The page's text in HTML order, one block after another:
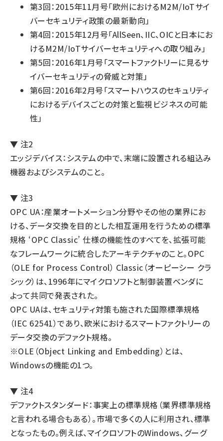
第3回：2015年11月号「欧州におけるM2M/IoTサイ
バーセキュリティ政策の最新動向」
第4回：2015年12月号「AllSeen、IIC、OICと日本にお
けるM2M/IoTサイバーセキュリティへの取り組み」
第5回：2016年1月号「スマートファクトリーに見るサ
イバーセキュリティの脅威と対策」
第6回：2016年2月号「スマートハウスのセキュリティ
におけるデバイスごとの対策と監視ビジネスの可能
性」
▼ 注2
エッジデバイス：システムの中で、末端に設置される組込み
機器およびシステムのこと。
▼ 注3
OPC UA：産業オートメーション分野やその他の業界にお
ける、データ交換を目的とした相互運用を行うための標準
規格 ‘OPC Classic’ 仕様の機能性のすべてを、拡張可能
なフレームワークに統合したアーキテクチャのこと。OPC
（OLE for Process Control） Classic（オーピーシー クラ
シック）は、1996年にマイクロソフトと制御装置ベンダに
よって共同で発表された。
OPC UAは、セキュリティ対策も施された国際標準規格
（IEC 62541）であり、欧米におけるスマートファクトリーの
データ交換のデファクト規格。
※OLE（Object Linking and Embedding）とは、
Windowsの機能の1つ。
▼ 注4
デファクトスタンダード：事実上の標準規格（業界標準規格
と言われる場合もある）。市場で多くの人に利用され、標準
となったもの。例えば、マイクロソフトのWindows、グーグ